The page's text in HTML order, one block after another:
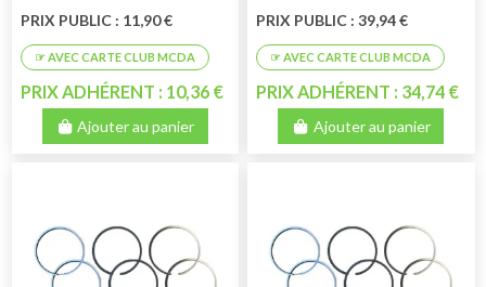
PRIX PUBLIC : 11,90 €
PRIX ADHÉRENT : 10,36 €
Ajouter au panier
PRIX PUBLIC : 39,94 €
PRIX ADHÉRENT : 34,74 €
Ajouter au panier